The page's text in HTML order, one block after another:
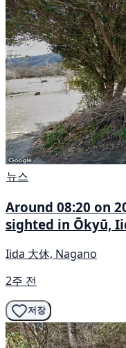
뉴스
Around 08:20 on
sighted in Ōkyū,
Iida 大休, Nagano
2주 전
저장